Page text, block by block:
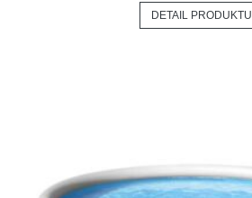
DETAIL PRODUKTU